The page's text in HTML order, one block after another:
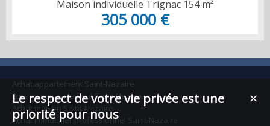
chauffage au sol et poêle design, un plafond cathédral à
ossature bois. Une cuisine ouverte équipée avec un plot central.
Maison individuelle Trignac 154 m²
305 000 €
Achat appartement Saint-Nazaire
Location appartement Saint-Nazaire
Achat maison Saint-Nazaire
Achat immobilier professionnel Saint-Nazaire
✕
Le respect de votre vie privée est une
priorité pour nous